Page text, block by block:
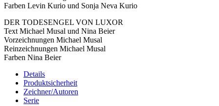
Farben Levin Kurio und Sonja Neva Kurio
DER TODESENGEL VON LUXOR
Text Michael Musal und Nina Beier
Vorzeichnungen Michael Musal
Reinzeichnungen Michael Musal
Farben Nina Beier
Details
Produktsicherheit
Zeichner/Autoren
Serie